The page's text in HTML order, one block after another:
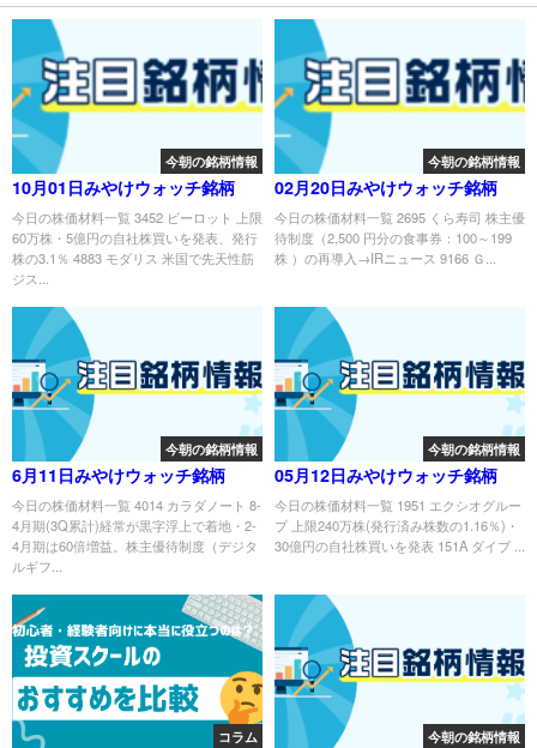
今朝の銘柄情報
10月01日みやけウォッチ銘柄
今日の株価材料一覧 3452 ビーロット 上限
60万株・5億円の自社株買いを発表、発行
株の3.1％ 4883 モダリス 米国で先天性筋
ジス...
今朝の銘柄情報
02月20日みやけウォッチ銘柄
今日の株価材料一覧 2695 くら寿司 株主優
待制度（2,500 円分の食事券：100～199
株 ）の再導入→IRニュース 9166 Ｇ...
今朝の銘柄情報
6月11日みやけウォッチ銘柄
今日の株価材料一覧 4014 カラダノート 8-
4月期(3Q累計)経常が黒字浮上で着地・2-
4月期は60倍増益。株主優待制度（デジタ
ルギフ...
今朝の銘柄情報
05月12日みやけウォッチ銘柄
今日の株価材料一覧 1951 エクシオグルー
プ 上限240万株(発行済み株数の1.16％)・
30億円の自社株買いを発表 151A ダイブ ...
コラム 今朝の銘柄情報